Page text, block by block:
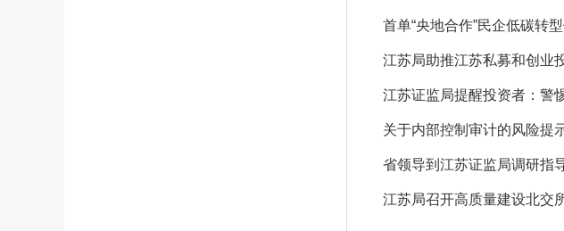
首单“央地合作”民企低碳转
江苏局助推江苏私募和创业
江苏证监局提醒投资者：警
关于内部控制审计的风险提
省领导到江苏证监局调研指
江苏局召开高质量建设北交